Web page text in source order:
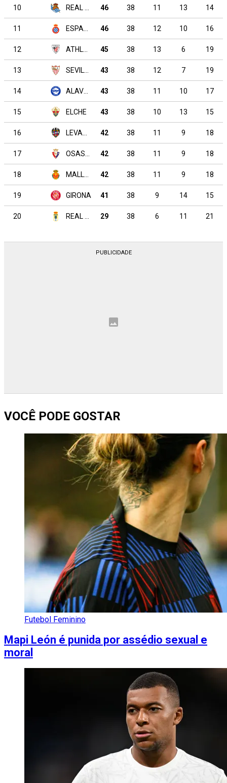
10 46 38 11 13 14
11 46 38 12 10 16
12 45 38 13 6 19
13 43 38 12 7 19
14 43 38 11 10 17
15 ELCHE 43 38 10 13 15
16 42 38 11 9 18
17 42 38 11 9 18
18 42 38 11 9 18
19 GIRONA 41 38 9 14 15
20 29 38 6 11 21
VOCÊ PODE GOSTAR
Futebol Feminino
Mapi León é punida por assédio sexual e
moral